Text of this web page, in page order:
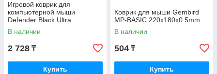
Игровой коврик для
компьютерной мыши
Defender Black Ultra
800х300х3мм черный 50561
В наличии
2 728 ₸
Купить
Коврик для мыши Gembird
MP-BASIC 220x180x0.5mm
В наличии
504 ₸
Купить